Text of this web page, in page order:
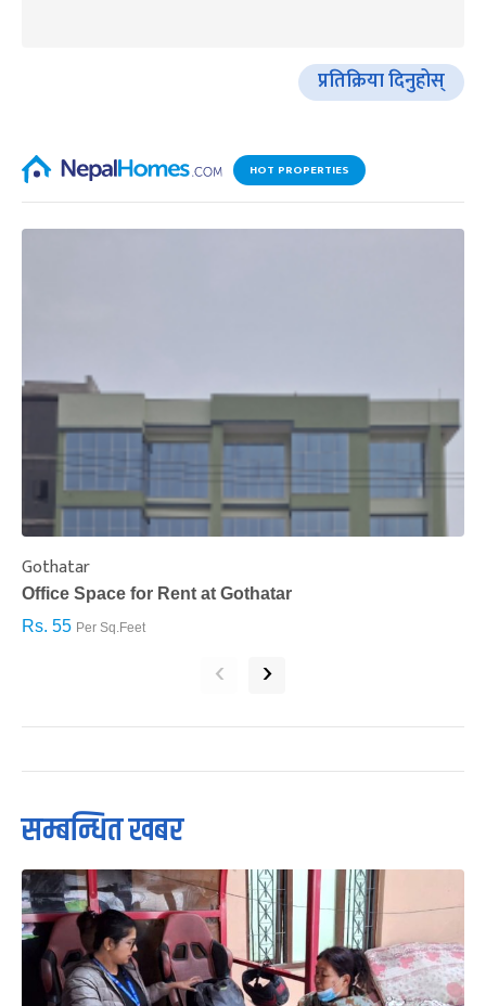
प्रतिक्रिया दिनुहोस्
HOT PROPERTIES
Gothatar
Office Space for Rent at Gothatar
Rs. 55 Per Sq.Feet
‹ ›
सम्बन्धित खबर